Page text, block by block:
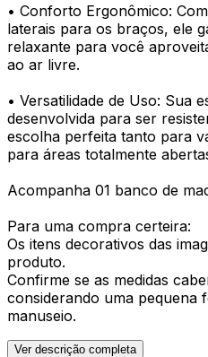
• Conforto Ergonômico:
laterais para os braços, ele
relaxante para você
ao ar livre.
• Versatilidade de Uso: Sua
desenvolvida para ser
escolha perfeita tanto para
para áreas totalmente
Acompanha 01 banco de
Para uma compra certeira:
Os itens decorativos das
produto.
Confirme se as medidas
considerando uma pequena
manuseio.
Ver descrição completa